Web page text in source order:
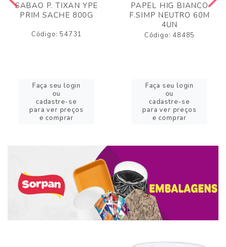
SABAO P. TIXAN YPE
PRIM SACHE 800G
Código: 54731
Faça seu login
ou
cadastre-se
para ver preços
e comprar
PAPEL HIG BIANCO
F.SIMP NEUTRO 60M
4UN
Código: 48485
Faça seu login
ou
cadastre-se
para ver preços
e comprar